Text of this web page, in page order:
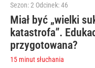
Sezon: 2 Odcinek: 46
Miał być „wielki
katastrofa”.
przygotowana?
15 minut słuchania